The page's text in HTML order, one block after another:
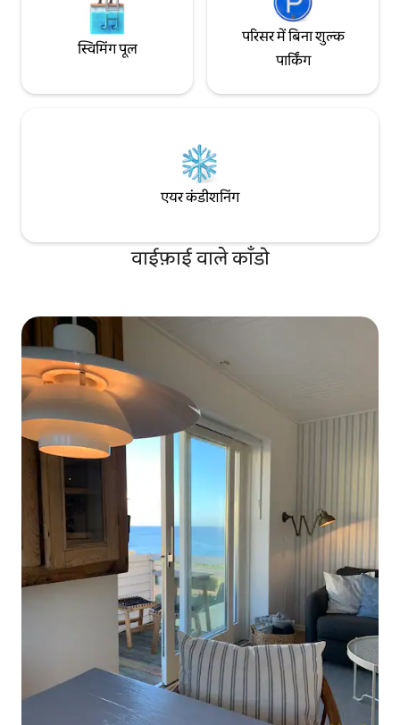
स्विमिंग पूल
परिसर में बिना शुल्क
पार्किंग
एयर कंडीशनिंग
वाईफ़ाई वाले काँडो